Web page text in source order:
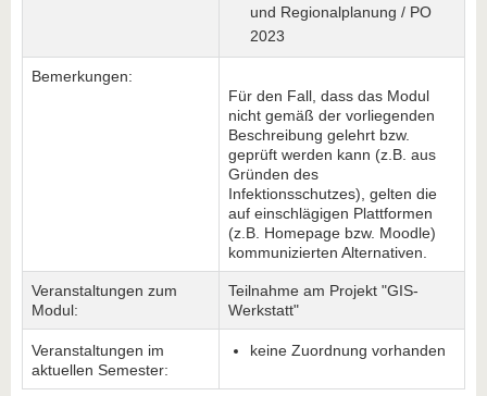
und Regionalplanung / PO
2023
Bemerkungen:
Für den Fall, dass das Modul
nicht gemäß der vorliegenden
Beschreibung gelehrt bzw.
geprüft werden kann (z.B. aus
Gründen des
Infektionsschutzes), gelten die
auf einschlägigen Plattformen
(z.B. Homepage bzw. Moodle)
kommunizierten Alternativen.
Veranstaltungen zum
Modul:
Teilnahme am Projekt "GIS-
Werkstatt"
Veranstaltungen im
aktuellen Semester:
keine Zuordnung vorhanden